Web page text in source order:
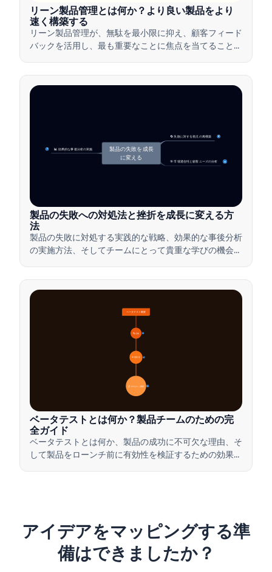
リーン製品管理とは何か？より良い製品をより
速く構築する
リーン製品管理が、無駄を最小限に抑え、顧客フィード
バックを活用し、最も重要なことに焦点を当てること
🔄 失敗に対する視点の再構築 4
📊 効果的な事後分析の実施
7
🎯 市場適合性と顧客ニーズの分析 14
製品の失敗を成長
に変える
製品の失敗への対処法と挫折を成長に変える方
法
製品の失敗に対処する実践的な戦略、効果的な事後分析
の実施方法、そしてチームにとって貴重な学びの機会に
🔍 定義
🎯 重要性 7
📋 プロセスと種類 20
ベータテスト概要
ベータテストとは何か？製品チームのための完
全ガイド
ベータテストとは何か、製品の成功に不可欠な理由、そ
して製品をローンチ前に有効性を検証するための効果的
アイデアをマッピングする準
備はできましたか？